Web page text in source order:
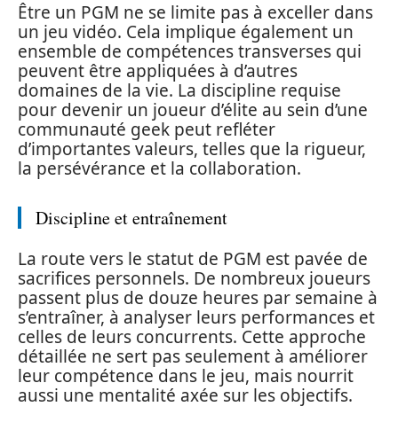
Être un PGM ne se limite pas à exceller dans
un jeu vidéo. Cela implique également un
ensemble de compétences transverses qui
peuvent être appliquées à d’autres
domaines de la vie. La discipline requise
pour devenir un joueur d’élite au sein d’une
communauté geek peut refléter
d’importantes valeurs, telles que la rigueur,
la persévérance et la collaboration.
Discipline et entraînement
La route vers le statut de PGM est pavée de
sacrifices personnels. De nombreux joueurs
passent plus de douze heures par semaine à
s’entraîner, à analyser leurs performances et
celles de leurs concurrents. Cette approche
détaillée ne sert pas seulement à améliorer
leur compétence dans le jeu, mais nourrit
aussi une mentalité axée sur les objectifs.